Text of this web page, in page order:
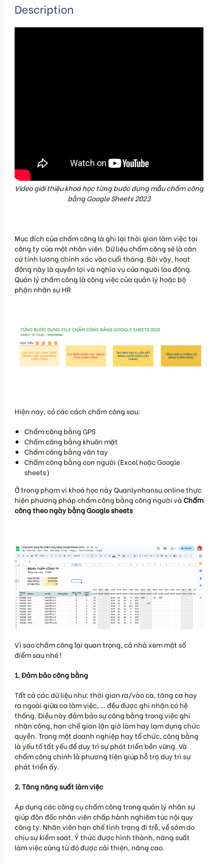
Description
Video giới thiệu khoá học từng bước dựng mẫu chấm công
bằng Google Sheets 2023
Mục đích của chấm công là ghi lại thời gian làm việc tại
công ty của một nhân viên. Dữ liệu chấm công sẽ là căn
cứ tính lương chính xác vào cuối tháng. Bởi vậy, hoạt
động này là quyền lợi và nghĩa vụ của người lao động.
Quản lý chấm công là công việc của quản lý hoặc bộ
phận nhân sự HR
Hiện nay, có các cách chấm công sau:
Chấm công bằng GPS
Chấm công bằng khuôn mặt
Chấm công bằng vân tay
Chấm công bằng con người (Excel hoặc Google
sheets)
Ở trong phạm vi khoá học này Quanlynhansu.online thực
hiện phương pháp chấm công bằng công người vàChấm
công theo ngày bằng Google sheets
Vì sao chấm công lại quan trọng, cả nhà xem một số
điểm sau nhé !
1. Đảm bảo công bằng
Tất cả các dữ liệu như: thời gian ra/vào ca, tăng ca hay
ra ngoài giữa ca làm việc, … đều được ghi nhận có hệ
thống. Điều này đảm bảo sự công bằng trong việc ghi
nhận công, hạn chế gian lận giờ làm hay lạm dụng chức
quyền. Trong một doanh nghiệp hay tổ chức, công bằng
là yếu tố tất yếu để duy trì sự phát triển bền vững. Và
chấm công chính là phương tiện giúp hỗ trợ duy trì sự
phát triển ấy.
2. Tăng năng suất làm việc
Áp dụng các công cụ chấm công trong quản lý nhân sự
giúp đôn đốc nhân viên chấp hành nghiêm túc nội quy
công ty. Nhân viên hạn chế tình trạng đi trễ, về sớm do
chịu sự kiểm soát. Ý thức được hình thành, năng suất
làm việc cũng từ đó được cải thiện, nâng cao.